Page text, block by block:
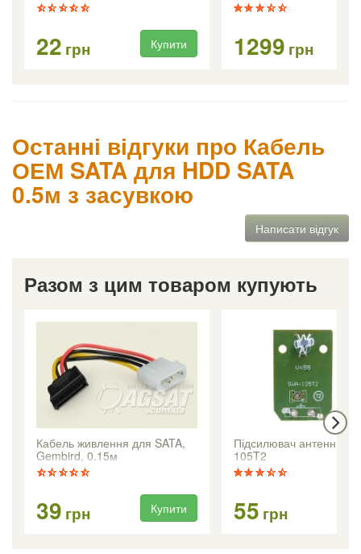
22 грн Купити 1299 грн
Останні відгуки про Кабель
ОЕМ SATA для HDD SATA
0.5м з засувкою
Написати відгук
Разом з цим товаром купують
Кабель живлення для SATA,
Gembird, 0.15м
39 грн Купити
Підсилювач антенний
105T2
55 грн